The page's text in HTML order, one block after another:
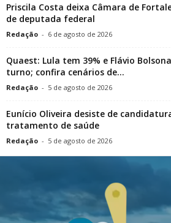
Priscila Costa deixa Câmara de
de deputada federal
Redação - 6 de agosto de 2026
Quaest: Lula tem 39% e Flávio
turno; confira cenários de...
Redação - 5 de agosto de 2026
Eunício Oliveira desiste de
tratamento de saúde
Redação - 5 de agosto de 2026